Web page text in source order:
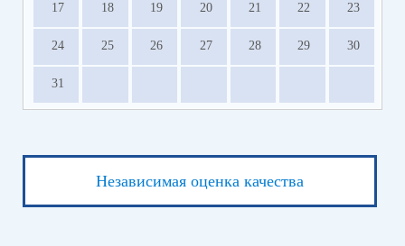
17 18 19 20 21 22 23
24 25 26 27 28 29 30
31
Независимая оценка качества